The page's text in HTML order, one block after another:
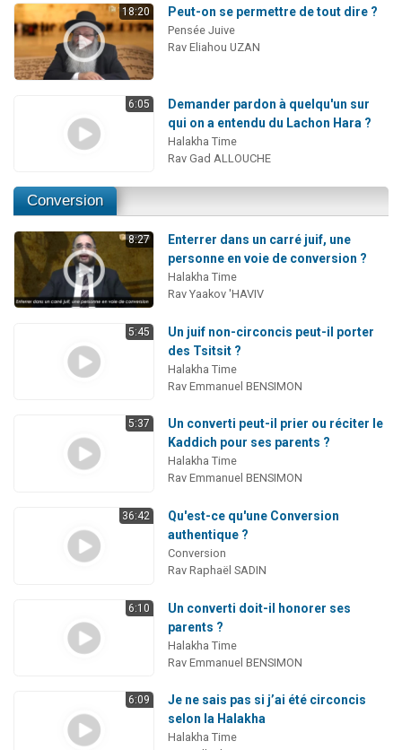
18:20 Peut-on se permettre de tout dire ?
Pensée Juive
Rav Eliahou UZAN
6:05
Demander pardon à quelqu'un sur
qui on a entendu du Lachon Hara ?
Halakha Time
Rav Gad ALLOUCHE
Conversion
8:27
Enterrer dans un carré juif, une
personne en voie de conversion ?
Halakha Time
Rav Yaakov 'HAVIV
5:45
Un juif non-circoncis peut-il porter
des Tsitsit ?
Halakha Time
Rav Emmanuel BENSIMON
5:37
Un converti peut-il prier ou réciter le
Kaddich pour ses parents ?
Halakha Time
Rav Emmanuel BENSIMON
36:42
Qu'est-ce qu'une Conversion
authentique ?
Conversion
Rav Raphaël SADIN
6:10
Un converti doit-il honorer ses
parents ?
Halakha Time
Rav Emmanuel BENSIMON
6:09
Je ne sais pas si j’ai été circoncis
selon la Halakha
Halakha Time